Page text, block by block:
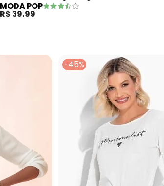
com Decote em V
MODA POP
R$ 39,99
-45%